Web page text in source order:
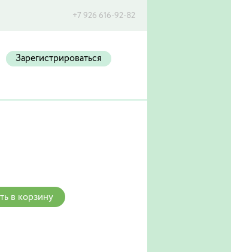
+7 926 616-92-82
Зарегистрироваться
в корзину